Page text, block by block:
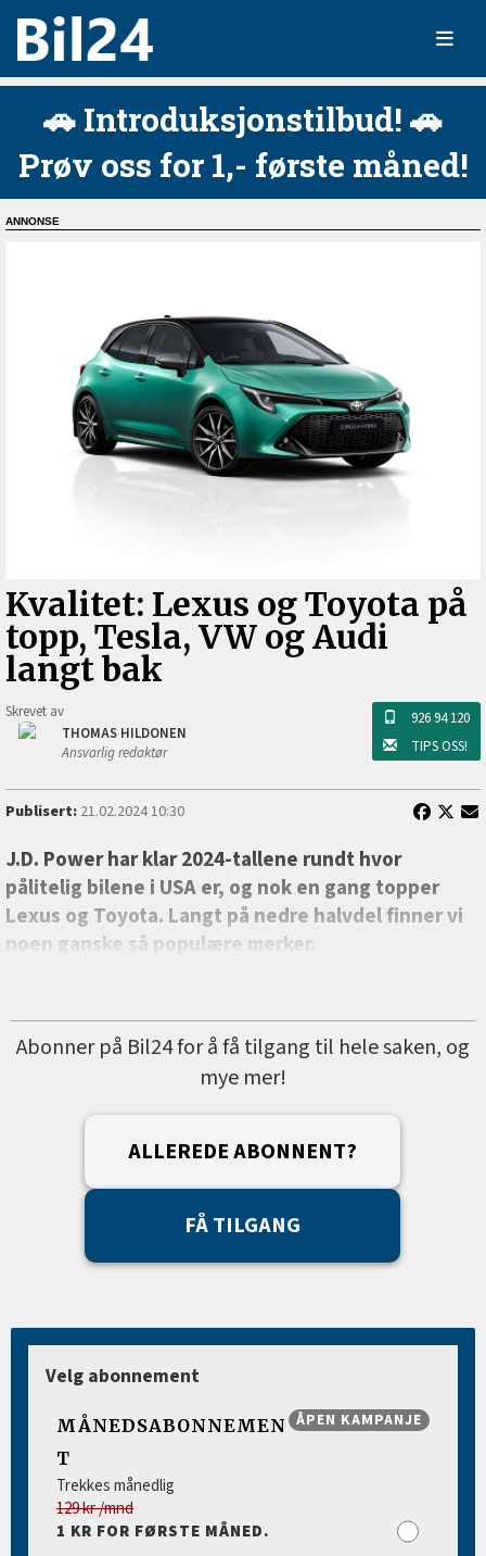
🚗 Introduksjonstilbud! 🚗
Prøv oss for 1,- første måned!
Kvalitet: Lexus og Toyota på
topp, Tesla, VW og Audi
langt bak
Skrevet av
THOMAS HILDONEN
Ansvarlig redaktør
926 94 120
TIPS OSS!
Publisert:21.02.2024 10:30
J.D. Power har klar 2024-tallene rundt hvor
pålitelig bilene i USA er, og nok en gang topper
Lexus og Toyota. Langt på nedre halvdel finner vi
noen ganske så populære merker.
Abonner på Bil24 for å få tilgang til hele saken, og
mye mer!
ALLEREDE ABONNENT?
FÅ TILGANG
Velg abonnement
ÅPEN KAMPANJE
MÅNEDSABONNEMEN
T
Trekkes månedlig
129 kr /mnd
1 KR FOR FØRSTE MÅNED.